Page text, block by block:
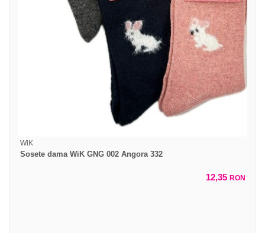
WiK
Sosete dama WiK GNG 002 Angora 332
12,35 RON